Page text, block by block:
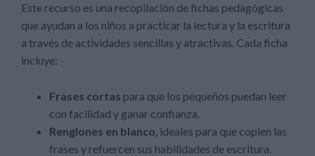
Este recurso es una recopilación de fichas pedagógicas
que ayudan a los niños a practicar la lectura y la escritura
a través de actividades sencillas y atractivas. Cada ficha
incluye:
Frases cortas para que los pequeños puedan leer
con facilidad y ganar confianza.
Renglones en blanco, ideales para que copien las
frases y refuercen sus habilidades de escritura.